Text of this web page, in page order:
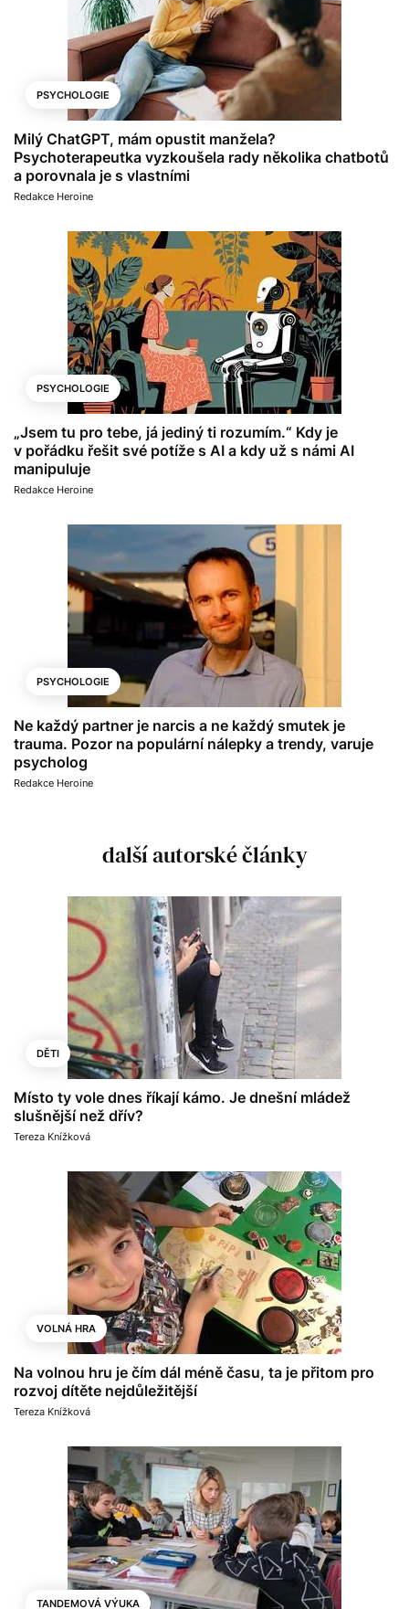
PSYCHOLOGIE
Milý ChatGPT, mám opustit manžela?
Psychoterapeutka vyzkoušela rady několika chatbotů
a porovnala je s vlastními
Redakce Heroine
PSYCHOLOGIE
„Jsem tu pro tebe, já jediný ti rozumím.“ Kdy je
v pořádku řešit své potíže s AI a kdy už s námi AI
manipuluje
Redakce Heroine
PSYCHOLOGIE
Ne každý partner je narcis a ne každý smutek je
trauma. Pozor na populární nálepky a trendy, varuje
psycholog
Redakce Heroine
další autorské články
DĚTI
Místo ty vole dnes říkají kámo. Je dnešní mládež
slušnější než dřív?
Tereza Knížková
VOLNÁ HRA
Na volnou hru je čím dál méně času, ta je přitom pro
rozvoj dítěte nejdůležitější
Tereza Knížková
TANDEMOVÁ VÝUKA